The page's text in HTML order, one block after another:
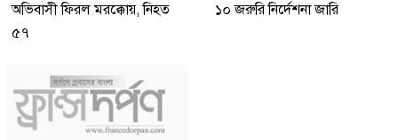
অভিবাসী ফিরল মরক্কোয়, নিহত
৫৭
১০ জরুরি নির্দেশনা জারি